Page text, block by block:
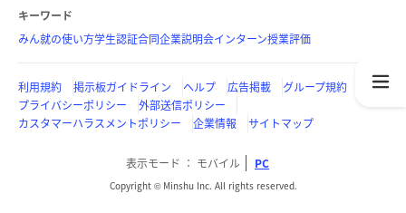
キーワード
みん就の使い方学生認証合同企業説明会インターン授業評価
利用規約 掲示板ガイドライン ヘルプ 広告掲載
グループ規約
プライバシーポリシー
外部送信ポリシー
カスタマーハラスメントポリシー
企業情報 サイトマップ
表示モード モバイル PC
Copyright © Minshu Inc. All rights reserved.